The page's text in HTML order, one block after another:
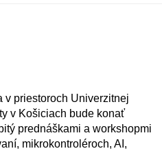
v priestoroch Univerzitnej
v Košiciach bude konať
prednáškami a workshopmi
mikrokontroléroch, AI,